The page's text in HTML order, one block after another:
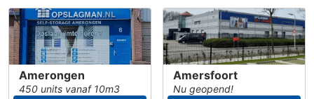
Amerongen
450 units vanaf 10m3
Amersfoort
Nu geopend!